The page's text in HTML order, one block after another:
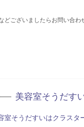
ございましたらお問い合わ
美容室そうだす
室そうだすいはクラスタ